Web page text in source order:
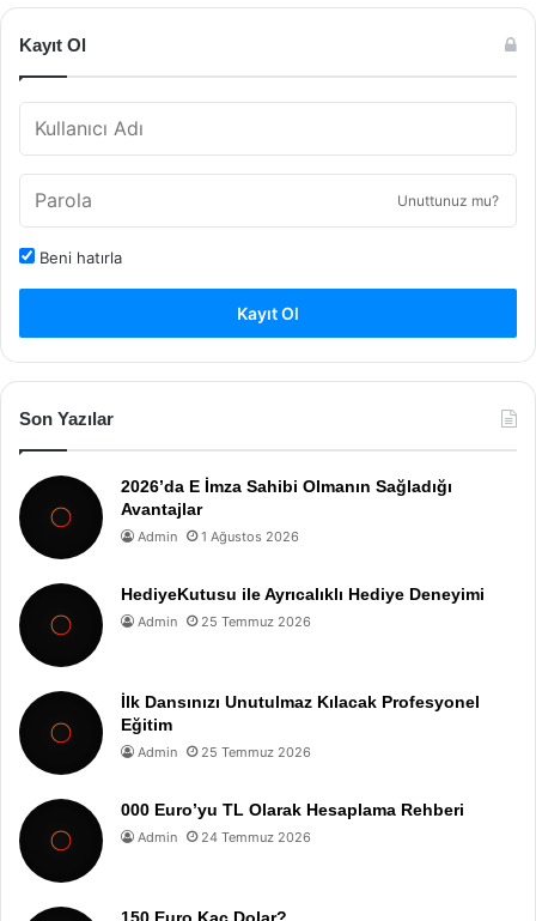
Kayıt Ol
Unuttunuz mu?
Beni hatırla
Kayıt Ol
Son Yazılar
2026’da E İmza Sahibi Olmanın Sağladığı
Avantajlar
Admin 1 Ağustos 2026
HediyeKutusu ile Ayrıcalıklı Hediye Deneyimi
Admin 25 Temmuz 2026
İlk Dansınızı Unutulmaz Kılacak Profesyonel
Eğitim
Admin 25 Temmuz 2026
000 Euro’yu TL Olarak Hesaplama Rehberi
Admin 24 Temmuz 2026